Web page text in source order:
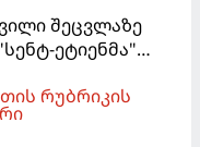
შეცვლაზე
ეტიენმა"
რუბრიკის